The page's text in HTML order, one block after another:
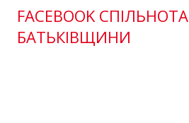
FACEBOOK СПІЛЬНОТА
БАТЬКІВЩИНИ